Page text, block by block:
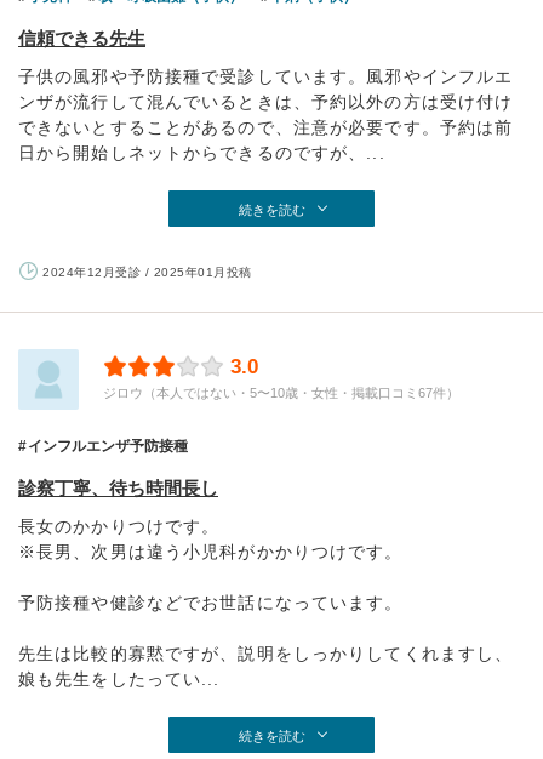
信頼できる先生
子供の風邪や予防接種で受診しています。風邪やインフルエ
ンザが流行して混んでいるときは、予約以外の方は受け付け
できないとすることがあるので、注意が必要です。予約は前
日から開始しネットからできるのですが、...
続きを読む
2024年12月受診 / 2025年01月投稿
3.0
ジロウ（本人ではない・5〜10歳・女性・掲載口コミ67件）
インフルエンザ予防接種
診察丁寧、待ち時間長し
長女のかかりつけです。
※長男、次男は違う小児科がかかりつけです。
予防接種や健診などでお世話になっています。
先生は比較的寡黙ですが、説明をしっかりしてくれますし、
娘も先生をしたってい...
続きを読む